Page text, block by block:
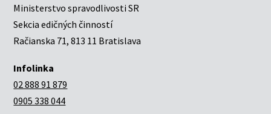
Ministerstvo spravodlivosti SR
Sekcia edičných činností
Račianska 71, 813 11 Bratislava
Infolinka
02 888 91 879
0905 338 044